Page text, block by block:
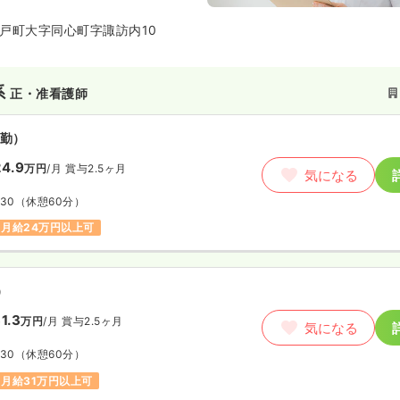
町大字同心町字諏訪内10
正・准看護師
）
万円/月 賞与2.5ヶ月
（休憩60分）
月給24万円以上可
気になる
万円/月 賞与2.5ヶ月
（休憩60分）
月給31万円以上可
気になる